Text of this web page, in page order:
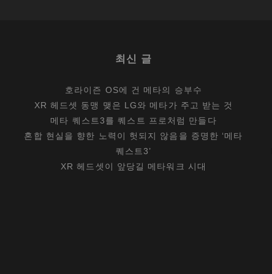
최신 글
호라이즌 OS에 건 메타의 승부수
XR 헤드셋 동맹 맺은 LG와 메타가 주고 받는 것
메타 퀘스트3를 퀘스트 프로처럼 만들다
혼합 현실을 향한 노력이 헛되지 않음을 증명한 ‘메타
퀘스트3’
XR 헤드셋이 앞당길 메타워크 시대